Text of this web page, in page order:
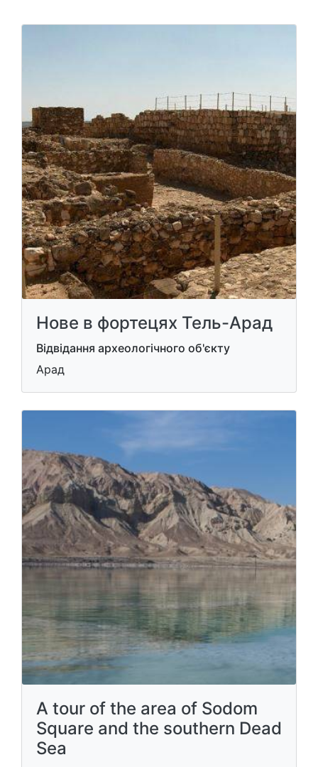
Нове в фортецях Тель-Арад
Відвідання археологічного об'єкту
Арад
A tour of the area of Sodom
Square and the southern Dead
Sea